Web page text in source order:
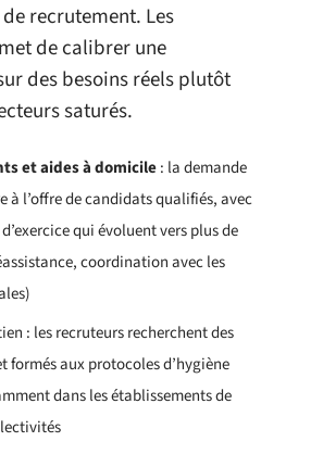
recrutement. Les
de calibrer une
des besoins réels plutôt
saturés.
et aides à domicile: la demande
à l’offre de candidats qualifiés, avec
qui évoluent vers plus de
coordination avec les
: les recruteurs recherchent des
formés aux protocoles d’hygiène
dans les établissements de